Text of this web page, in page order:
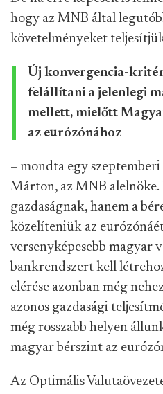
hogy az MNB által
követelményeket
Új konvergencia-
felállítani a jelenlegi
mellett, mielőtt
az eurózónához
– mondta egy
Márton, az MNB alelnöke.
gazdaságnak, hanem a
közelíteniük az
versenyképesebb magyar
bankrendszert kell
elérése azonban még
azonos gazdasági
még rosszabb helyen
magyar bérszint az
Az Optimális